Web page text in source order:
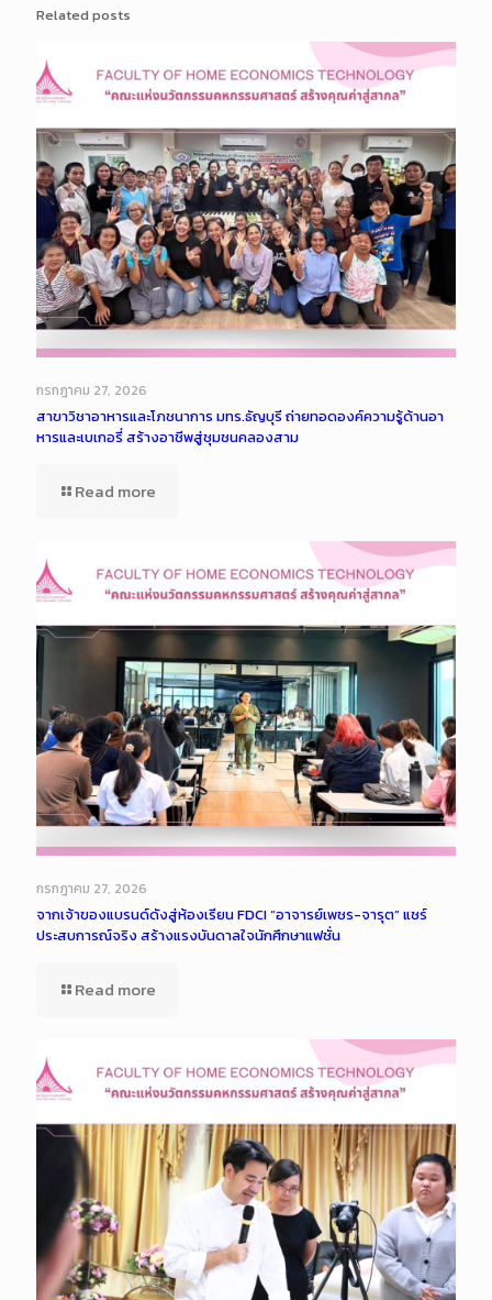
Related posts
กรกฎาคม 27, 2026
สาขาวิชาอาหารและโภชนาการ มทร.ธัญบุรี ถ่ายทอดองค์ความรู้ด้านอา
หารและเบเกอรี่ สร้างอาชีพสู่ชุมชนคลองสาม
Read more
กรกฎาคม 27, 2026
จากเจ้าของแบรนด์ดังสู่ห้องเรียน FDCI “อาจารย์เพชร-จารุต” แชร์
ประสบการณ์จริง สร้างแรงบันดาลใจนักศึกษาแฟชั่น
Read more